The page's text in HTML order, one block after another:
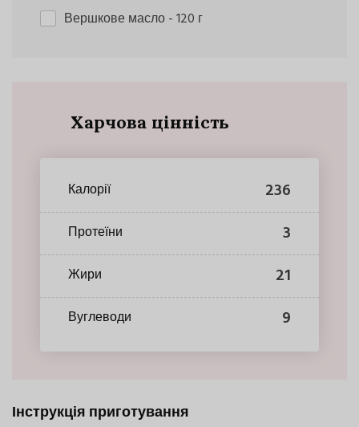
Вершкове масло- 120 г
Харчова цінність
Калорії 236
Протеїни 3
Жири 21
Вуглеводи 9
Інструкція приготування